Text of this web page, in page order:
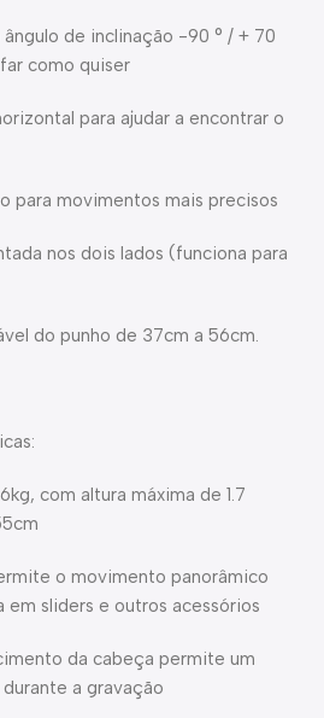
de inclinação -90 ° / + 70
como quiser
para ajudar a encontrar o
para movimentos mais precisos
nos dois lados (funciona para
do punho de 37cm a 56cm.
com altura máxima de 1.7
o movimento panorâmico
em sliders e outros acessórios
da cabeça permite um
a gravação